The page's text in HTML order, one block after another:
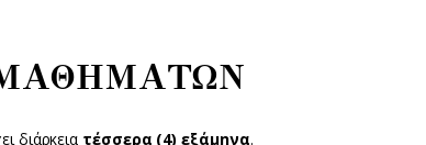
διάρκεια τέσσερα (4) εξάμηνα.